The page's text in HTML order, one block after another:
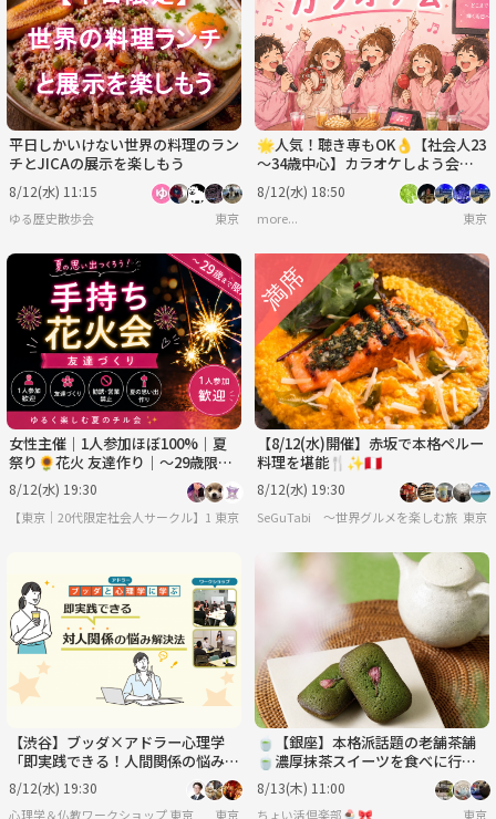
平日しかいけない世界の料理のラン
チとJICAの展示を楽しもう
8/12(水) 11:15
ゆる歴史散歩会 東京
🌟人気！聴き専もOK👌【社会人23
～34歳中心】カラオケしよう会🎤
【初めまして大歓迎🔰】
8/12(水) 18:50
more... 東京
女性主催｜1人参加ほぼ100%｜夏
祭り🌻花火 友達作り｜〜29歳限
定 友達作り
8/12(水) 19:30
【東京｜20代限定社会人サークル】1人参加ほぼ100％｜少人数ゆる交流会
東京
【8/12(水)開催】赤坂で本格ペルー
料理を堪能🍴✨🇵🇪
8/12(水) 19:30
SeGuTabi 〜世界グルメを楽しむ旅 in東京
【渋谷】ブッダ×アドラー心理学
「即実践できる！人間関係の悩み解
決法」ワークショップ‐東京
8/12(水) 19:30
心理学＆仏教ワークショップ 東京 東京
🍵【銀座】本格派話題の老舗茶舗
🍵濃厚抹茶スイーツを食べに行こ
う😊
8/13(木) 11:00
ちょい活倶楽部🍨🎀 東京